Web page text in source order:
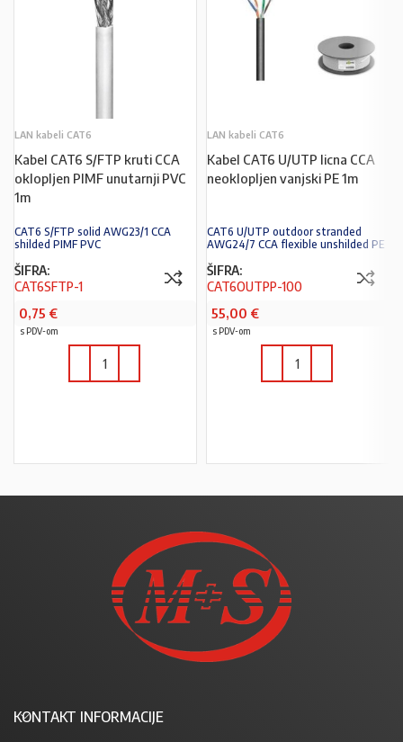
LAN kabeli CAT6
Kabel CAT6 S/FTP kruti CCA
oklopljen PIMF unutarnji PVC
1m
CAT6 S/FTP solid AWG23/1 CCA
shilded PIMF PVC
ŠIFRA:
CAT6SFTP-1
0,75 €
s PDV-om
LAN kabeli CAT6
Kabel CAT6 U/UTP licna CCA
neoklopljen vanjski PE 1m
CAT6 U/UTP outdoor stranded
AWG24/7 CCA flexible unshilded PE
ŠIFRA:
CAT6OUTPP-100
55,00 €
s PDV-om
KONTAKT INFORMACIJE